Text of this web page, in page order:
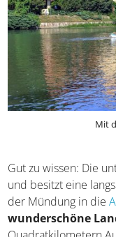
Gut zu wissen: Die
und besitzt eine
vor der Mündung in